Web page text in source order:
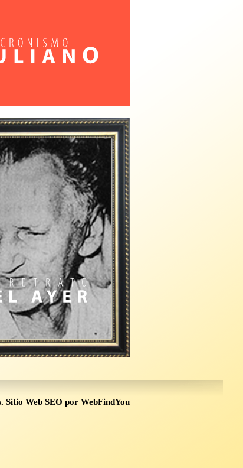
Sitio Web SEO por WebFindYou